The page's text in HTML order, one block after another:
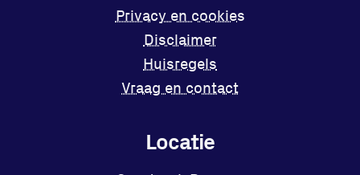
Locatie
Privacy en cookies
Disclaimer
Huisregels
Vraag en contact